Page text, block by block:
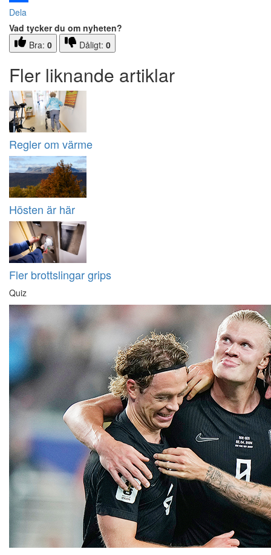
Dela
Vad tycker du om nyheten?
Bra: 0 Dåligt: 0
Fler liknande artiklar
Regler om värme
Hösten är här
Fler brottslingar grips
Quiz